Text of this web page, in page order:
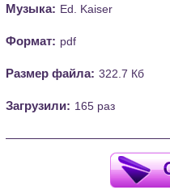
Музыка: Ed. Kaiser
Формат: pdf
Размер файла: 322.7 Кб
Загрузили: 165 раз